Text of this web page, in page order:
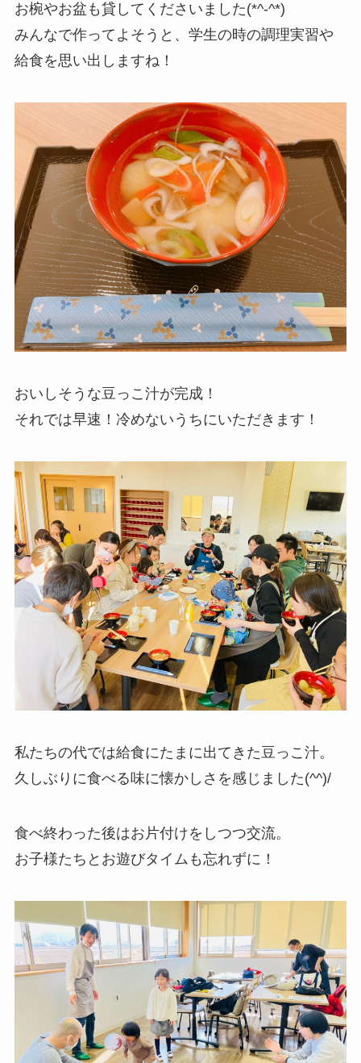
お椀やお盆も貸してくださいました(*^-^*)
みんなで作ってよそうと、学生の時の調理実習や
給食を思い出しますね！
おいしそうな豆っこ汁が完成！
それでは早速！冷めないうちにいただきます！
私たちの代では給食にたまに出てきた豆っこ汁。
久しぶりに食べる味に懐かしさを感じました(^^)/
食べ終わった後はお片付けをしつつ交流。
お子様たちとお遊びタイムも忘れずに！